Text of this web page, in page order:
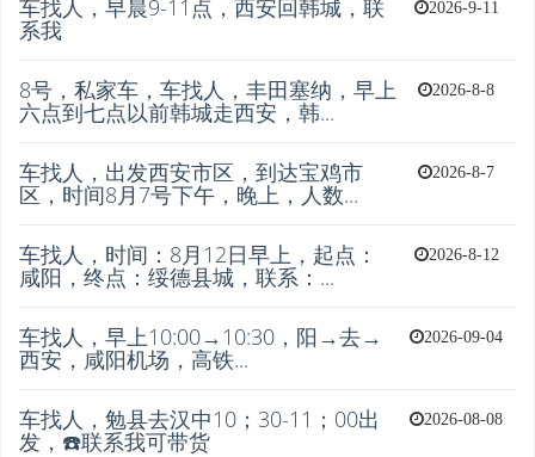
2026-9-11
车找人，早晨9-11点，西安回韩城，联
系我
2026-8-8
8号，私家车，车找人，丰田塞纳，早上
六点到七点以前韩城走西安，韩...
2026-8-7
车找人，出发西安市区，到达宝鸡市
区，时间8月7号下午，晚上，人数...
2026-8-12
车找人，时间：8月12日早上，起点：
咸阳，终点：绥德县城，联系：...
2026-09-04
车找人，早上10:00→10:30，阳→去→
西安，咸阳机场，高铁...
2026-08-08
车找人，勉县去汉中10；30-11；00出
发，☎️联系我可带货